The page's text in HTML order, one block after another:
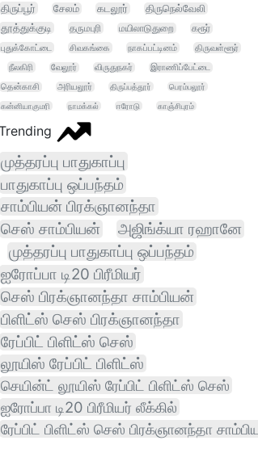
திருப்பூர்
சேலம் கடலூர்
திருநெல்வேலி
தூத்துக்குடி
தருமபுரி மயிலாடுதுறை
கரூர்
புதுக்கோட்டை
சிவகங்கை நாகப்பட்டினம்
திருவள்ளூர்
நீலகிரி
வேலூர் விருதுநகர்
இராணிப்பேட்டை
தென்காசி
அரியலூர் திருப்பத்தூர்
பெரம்பலூர்
கன்னியாகுமரி
நாமக்கல் ஈரோடு காஞ்சிபுரம்
முத்தரப்பு பாதுகாப்பு
பாதுகாப்பு ஒப்பந்தம்
சாம்பியன் பிரக்ஞானந்தா
செஸ் சாம்பியன்
அஜிங்க்யா ரஹானே
முத்தரப்பு பாதுகாப்பு ஒப்பந்தம்
ஐரோப்பா டி20 பிரீமியர்
செஸ் பிரக்ஞானந்தா சாம்பியன்
பிளிட்ஸ் செஸ் பிரக்ஞானந்தா
ரேப்பிட் பிளிட்ஸ் செஸ்
லூயிஸ் ரேப்பிட் பிளிட்ஸ்
செயின்ட் லூயிஸ் ரேப்பிட் பிளிட்ஸ் செஸ்
ஐரோப்பா டி20 பிரீமியர் லீக்கில்
ரேப்பிட் பிளிட்ஸ் செஸ் பிரக்ஞானந்தா